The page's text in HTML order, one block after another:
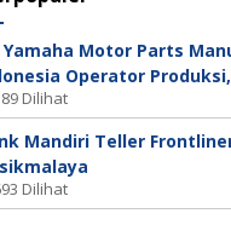
Yamaha Motor Parts
Operator
Dilihat
Mandiri Teller
Dilihat